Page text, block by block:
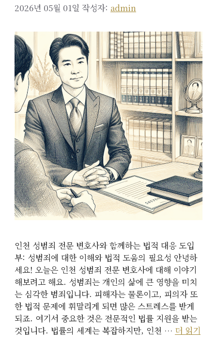
2026년 05월 01일 작성자: admin
인천 성범죄 전문 변호사와 함께하는 법적 대응 도입
부: 성범죄에 대한 이해와 법적 도움의 필요성 안녕하
세요! 오늘은 인천 성범죄 전문 변호사에 대해 이야기
해보려고 해요. 성범죄는 개인의 삶에 큰 영향을 미치
는 심각한 범죄입니다. 피해자는 물론이고, 피의자 또
한 법적 문제에 휘말리게 되면 많은 스트레스를 받게
되죠. 여기서 중요한 것은 전문적인 법률 지원을 받는
것입니다. 법률의 세계는 복잡하지만, 인천 … 더 읽기